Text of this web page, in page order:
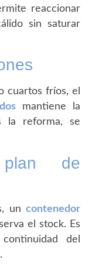
reaccionar
sin saturar
cuartos fríos, el
mantiene la
la reforma, se
plan de
un contenedor
el stock. Es
del